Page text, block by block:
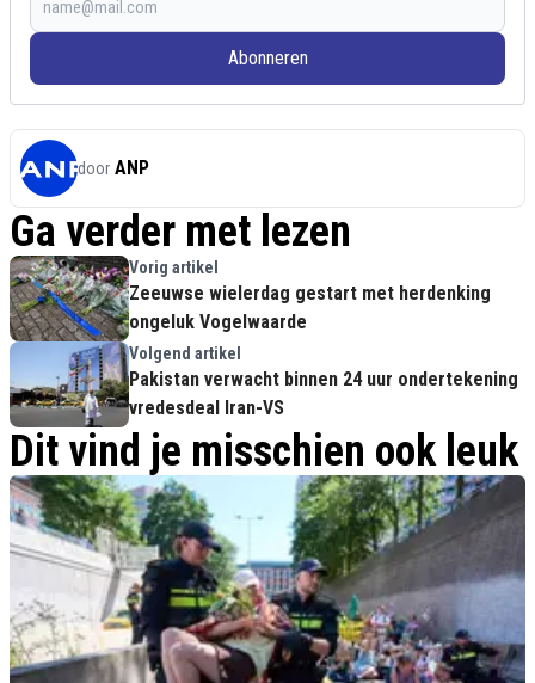
Abonneren
door ANP
Ga verder met lezen
Vorig artikel
Zeeuwse wielerdag gestart met herdenking
ongeluk Vogelwaarde
Volgend artikel
Pakistan verwacht binnen 24 uur ondertekening
vredesdeal Iran-VS
Dit vind je misschien ook leuk